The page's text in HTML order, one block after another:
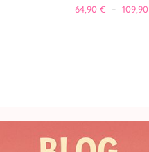
64,90 € – 109,90